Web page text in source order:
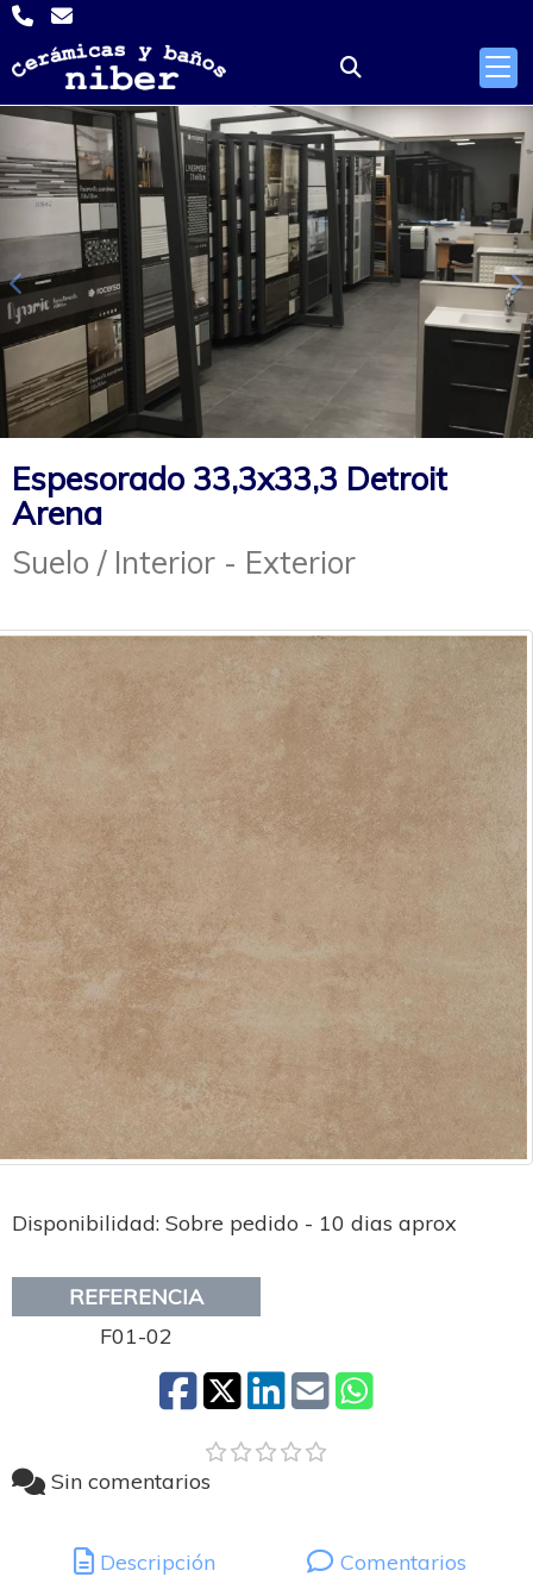
Anterior
Espesorado 33,3x33,3 Detroit
Arena
Suelo / Interior - Exterior
Disponibilidad: Sobre pedido - 10 dias aprox
REFERENCIA
F01-02
Sin comentarios
Descripción Comentarios